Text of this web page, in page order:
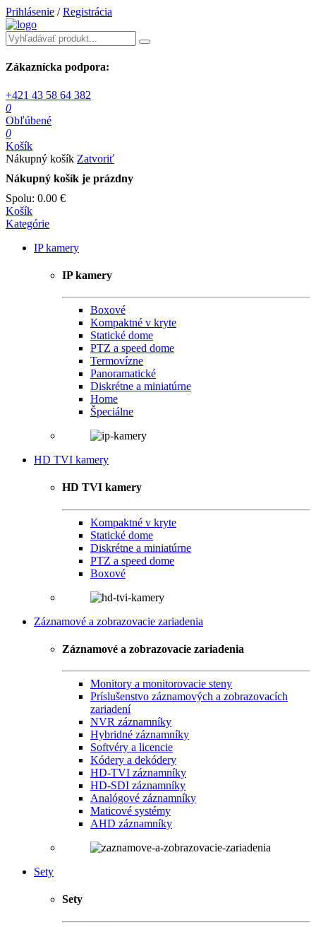
Prihlásenie / Registrácia
Zákaznícka podpora:
+421 43 58 64 382
0
Obľúbené
0
Košík
Nákupný košík Zatvoriť
Nákupný košík je prázdny
Spolu: 0.00 €
Košík
Kategórie
IP kamery
IP kamery
Boxové
Kompaktné v kryte
Statické dome
PTZ a speed dome
Termovízne
Panoramatické
Diskrétne a miniatúrne
Home
Špeciálne
HD TVI kamery
HD TVI kamery
Kompaktné v kryte
Statické dome
Diskrétne a miniatúrne
PTZ a speed dome
Boxové
Záznamové a zobrazovacie zariadenia
Záznamové a zobrazovacie zariadenia
Monitory a monitorovacie steny
Príslušenstvo záznamových a zobrazovacích
zariadení
NVR záznamníky
Hybridné záznamníky
Softvéry a licencie
Kódery a dekódery
HD-TVI záznamníky
HD-SDI záznamníky
Analógové záznamníky
Maticové systémy
AHD záznamníky
Sety
Sety